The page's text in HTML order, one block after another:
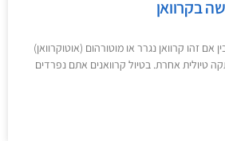
בקרוואן
אם זהו קרוואן נגרר או מוטורהום (אוטוקרוואן)
טיולית אחרת. בטיול קרוואנים אתם נפרדים